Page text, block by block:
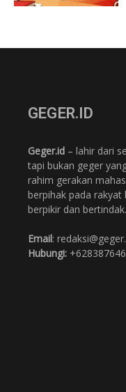
GEGER.ID
Geger.id – lahir dari
tapi bukan geger
rahim gerakan
berpihak pada rakyat
berpikir dan bertindak.
Email:
Hubungi: